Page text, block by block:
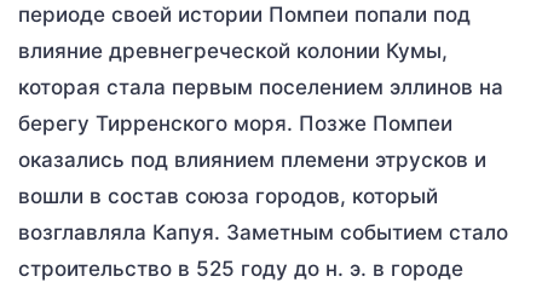
периоде своей истории Помпеи попали под
влияние древнегреческой колонии Кумы,
которая стала первым поселением эллинов на
берегу Тирренского моря. Позже Помпеи
оказались под влиянием племени этрусков и
вошли в состав союза городов, который
возглавляла Капуя. Заметным событием стало
строительство в 525 году до н. э. в городе